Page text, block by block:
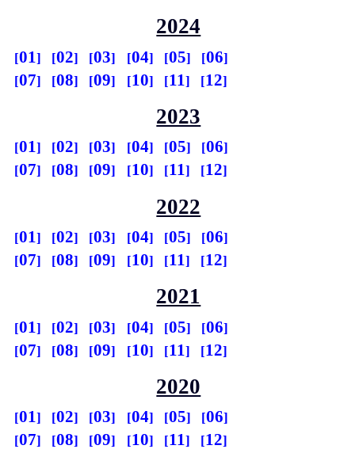
2024
01 02 03 04 05
06
07
08 09 10 11 12
2023
01 02 03 04 05
06
07
08 09 10 11 12
2022
01 02 03 04 05
06
07
08 09 10 11 12
2021
01 02 03 04 05
06
07
08 09 10 11 12
2020
01 02 03 04 05
06
07
08 09 10 11 12